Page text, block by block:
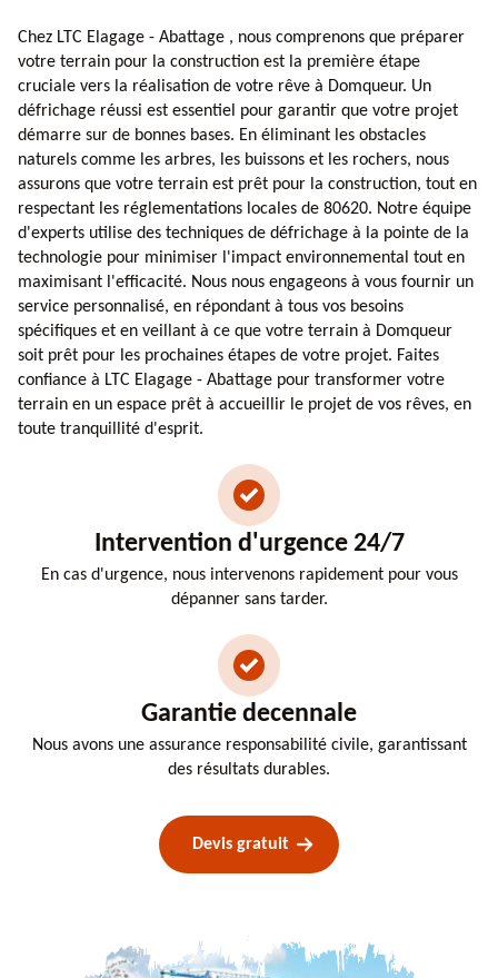
Chez LTC Elagage - Abattage , nous comprenons que préparer
votre terrain pour la construction est la première étape
cruciale vers la réalisation de votre rêve à Domqueur. Un
défrichage réussi est essentiel pour garantir que votre projet
démarre sur de bonnes bases. En éliminant les obstacles
naturels comme les arbres, les buissons et les rochers, nous
assurons que votre terrain est prêt pour la construction, tout en
respectant les réglementations locales de 80620. Notre équipe
d'experts utilise des techniques de défrichage à la pointe de la
technologie pour minimiser l'impact environnemental tout en
maximisant l'efficacité. Nous nous engageons à vous fournir un
service personnalisé, en répondant à tous vos besoins
spécifiques et en veillant à ce que votre terrain à Domqueur
soit prêt pour les prochaines étapes de votre projet. Faites
confiance à LTC Elagage - Abattage pour transformer votre
terrain en un espace prêt à accueillir le projet de vos rêves, en
toute tranquillité d'esprit.
Intervention d'urgence 24/7
En cas d'urgence, nous intervenons rapidement pour vous
dépanner sans tarder.
Garantie decennale
Nous avons une assurance responsabilité civile, garantissant
des résultats durables.
Devis gratuit